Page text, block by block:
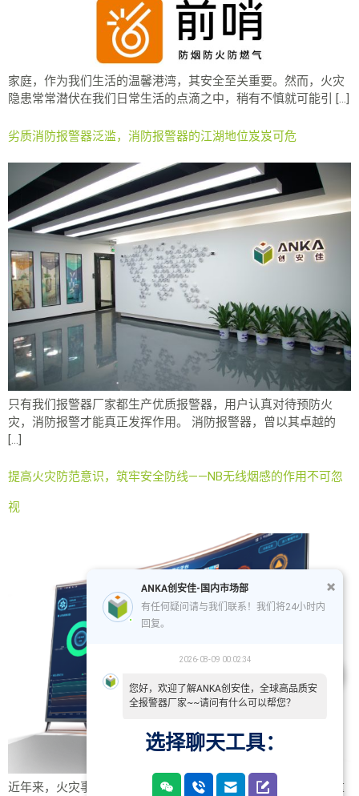
家庭，作为我们生活的温馨港湾，其安全至关重要。然而，火灾
隐患常常潜伏在我们日常生活的点滴之中，稍有不慎就可能引 […]
劣质消防报警器泛滥，消防报警器的江湖地位岌岌可危
只有我们报警器厂家都生产优质报警器，用户认真对待预防火
灾，消防报警才能真正发挥作用。 消防报警器，曾以其卓越的
[…]
提高火灾防范意识，筑牢安全防线——NB无线烟感的作用不可忽
视
近年来，火灾事件频繁发生，给人们的生命财产安全带来了严重
ANKA创安佳-国内市场部
有任何疑问请与我们联系！我们将24小时内
回复。
2026-08-09 00:02:34
您好，欢迎了解ANKA创安佳，全球高品质安
全报警器厂家~~请问有什么可以帮您？
选择聊天工具：